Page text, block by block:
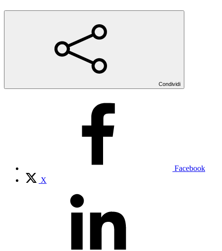
Condividi
Facebook
X